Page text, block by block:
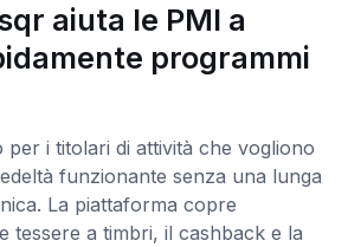
aiuta le PMI a
programmi
per i titolari di attività che vogliono
funzionante senza una lunga
La piattaforma copre
tessere a timbri, il cashback e la